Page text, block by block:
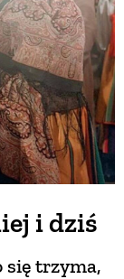
i dziś
się trzyma,